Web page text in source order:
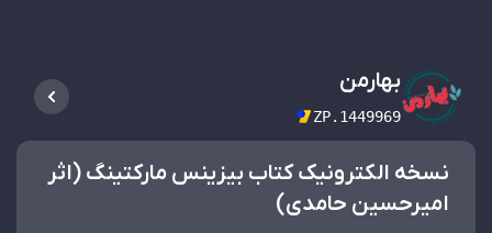
بهارمن
ZP.1449969
نسخه الکترونیک کتاب بیزینس مارکتینگ (اثر
امیرحسین حامدی)